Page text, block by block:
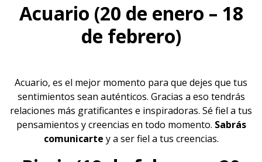
Acuario (20 de enero – 18
de febrero)
Acuario, es el mejor momento para que dejes que tus
sentimientos sean auténticos. Gracias a eso tendrás
relaciones más gratificantes e inspiradoras. Sé fiel a tus
pensamientos y creencias en todo momento. Sabrás
comunicarte y a ser fiel a tus creencias.